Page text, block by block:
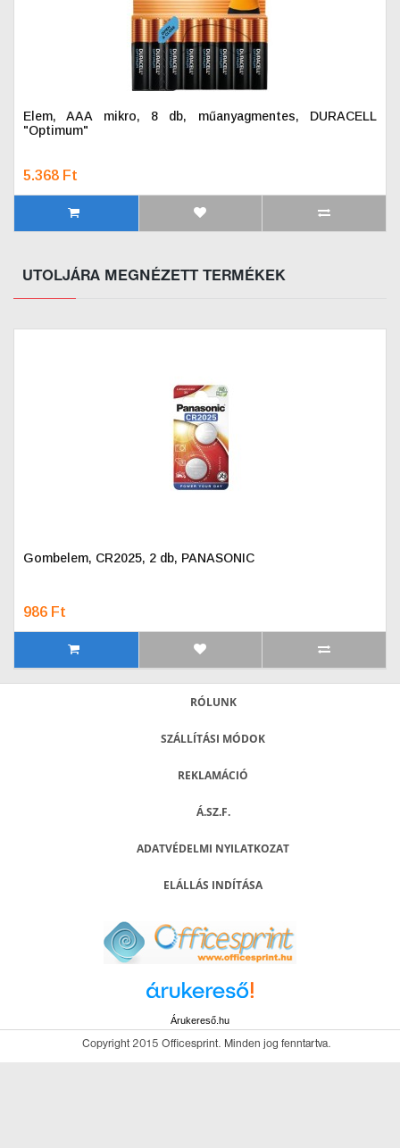
Elem, AAA mikro, 8 db, műanyagmentes, DURACELL
"Optimum"
5.368 Ft
UTOLJÁRA MEGNÉZETT TERMÉKEK
Gombelem, CR2025, 2 db, PANASONIC
986 Ft
RÓLUNK
SZÁLLÍTÁSI MÓDOK
REKLAMÁCIÓ
Á.SZ.F.
ADATVÉDELMI NYILATKOZAT
ELÁLLÁS INDÍTÁSA
Árukereső.hu
Copyright 2015 Officesprint. Minden jog fenntartva.